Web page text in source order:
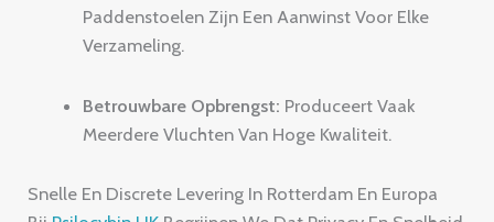
Paddenstoelen Zijn Een Aanwinst Voor Elke
Verzameling.
Betrouwbare Opbrengst: Produceert Vaak
Meerdere Vluchten Van Hoge Kwaliteit.
Snelle En Discrete Levering In Rotterdam En Europa